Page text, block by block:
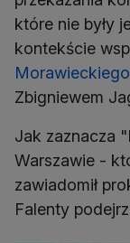
które nie były
kontekście
Morawieckiego
Zbigniewem
Jak zaznacza
Warszawie -
zawiadomił
Falenty